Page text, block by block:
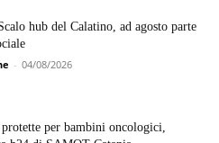
hub del Calatino, ad agosto parte
- 04/08/2026
protette per bambini oncologici,